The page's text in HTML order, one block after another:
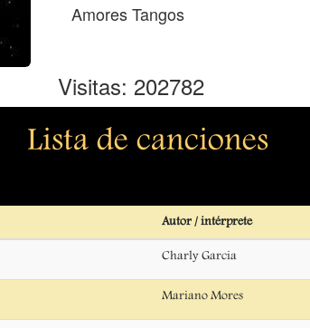
Amores Tangos
Visitas: 202782
Lista de canciones
Autor / intérprete
Charly Garcia
Mariano Mores